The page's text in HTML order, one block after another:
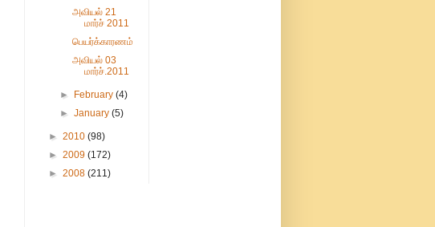
அவியல் 21
மார்ச் 2011
பெயர்க்காரணம்
அவியல் 03
மார்ச்.2011
► February(4)
►January(5)
► 2010 (98)
► 2009 (172)
► 2008 (211)